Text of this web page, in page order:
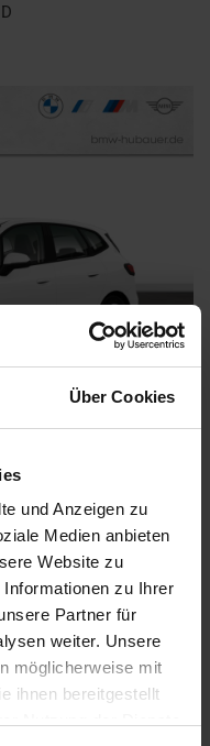
Über Cookies
und Anzeigen zu
Medien anbieten
Website zu
zu Ihrer
Partner für
weiter. Unsere
möglicherweise mit
ihnen bereitgestellt
D
245 PS